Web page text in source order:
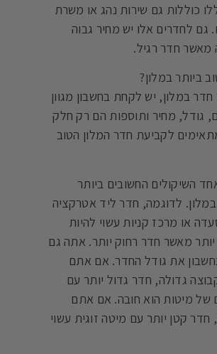
כוללות גם שירות נהג או משרת
גם לחדרים אלו יש מחיר גבוה
מאשר חדר רגיל.
ביותר במלון?
חדר במלון, יש לקחת בחשבון מגוון
גודל, מחיר ותוספות הם רק חלק
לקביעת חדר המלון הטוב
השיקולים החשובים ביותר
לדוגמה, חדר ליד אטרקציה
או מרכז קניות עשוי להיות
יותר מאשר חדר רחוק יותר. אתה גם
את גודל החדר. אם אתם
גדולה, חדר גדול יותר עם
מיטות הוא חובה. אם אתם
חדר קטן יותר עם מיטה זוגית עשוי